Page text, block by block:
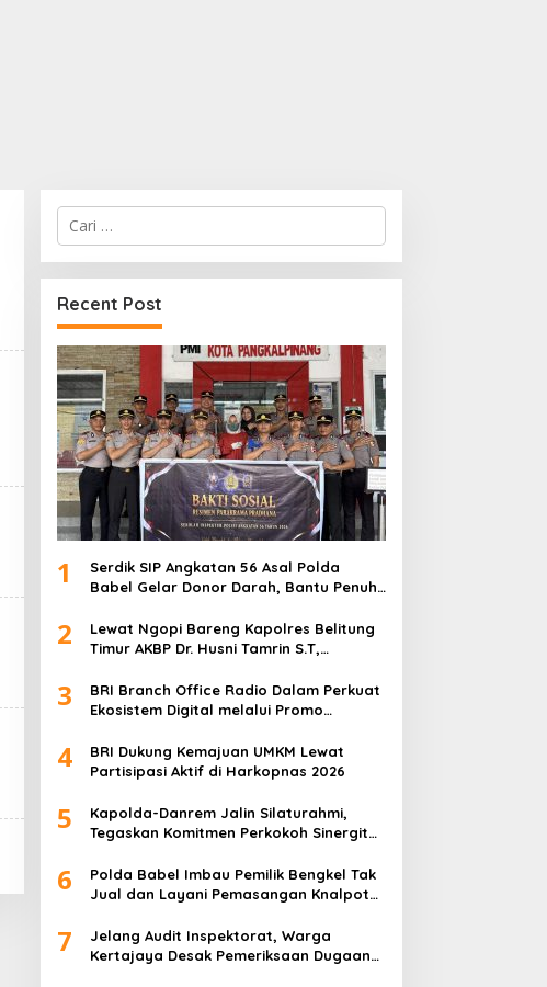
Cari
untuk:
Recent Post
1
Serdik SIP Angkatan 56 Asal Polda
Babel Gelar Donor Darah, Bantu Penuhi
2
Lewat Ngopi Bareng Kapolres Belitung
Timur AKBP Dr. Husni Tamrin S.T,
Awak Media
3
BRI Branch Office Radio Dalam Perkuat
Ekosistem Digital melalui Promo
4
BRI Dukung Kemajuan UMKM Lewat
Partisipasi Aktif di Harkopnas 2026
5
Kapolda-Danrem Jalin Silaturahmi,
Tegaskan Komitmen Perkokoh Sinergitas
6
Polda Babel Imbau Pemilik Bengkel Tak
Jual dan Layani Pemasangan Knalpot
7
Jelang Audit Inspektorat, Warga
Kertajaya Desak Pemeriksaan Dugaan